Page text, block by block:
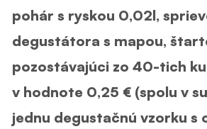
pohár s ryskou 0,02l,
degustátora s mapou,
pozostávajúci zo 40-tich
v hodnote 0,25 € (spolu v
jednu degustačnú vzorku s